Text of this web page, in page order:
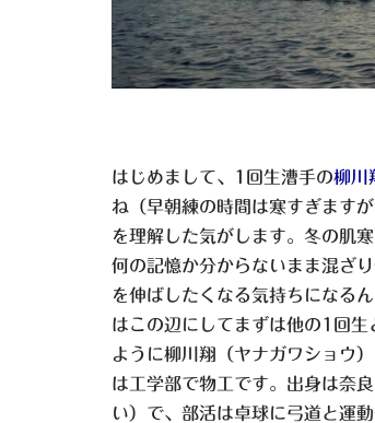
はじめまして、1回生漕手の柳川
ね（早朝練の時間は寒すぎます
を理解した気がします。冬の肌
何の記憶か分からないまま混ざ
を伸ばしたくなる気持ちになる
はこの辺にしてまずは他の1回
ように柳川翔（ヤナガワショウ
は工学部で物工です。出身は奈
い）で、部活は卓球に弓道と運